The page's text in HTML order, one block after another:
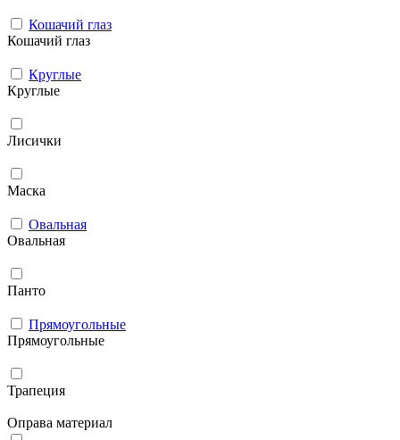
Кошачий глаз
Кошачий глаз
Круглые
Круглые
Лисички
Маска
Овальная
Овальная
Панто
Прямоугольные
Прямоугольные
Трапеция
Оправа материал